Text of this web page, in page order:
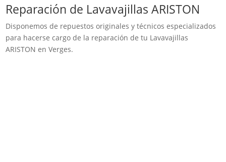
Reparación de Lavavajillas ARISTON
Disponemos de repuestos originales y técnicos especializados
para hacerse cargo de la reparación de tu Lavavajillas
ARISTON en Verges.